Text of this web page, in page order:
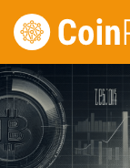
Zum
Inhalt